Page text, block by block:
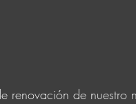
renovación de